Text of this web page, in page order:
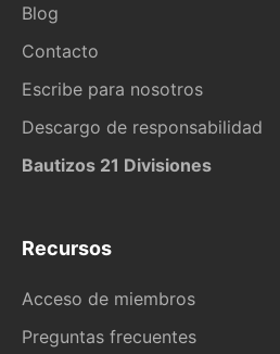
Blog
Contacto
Escribe para nosotros
Descargo de responsabilidad
Bautizos 21 Divisiones
Recursos
Acceso de miembros
Preguntas frecuentes